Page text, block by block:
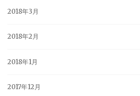
2018年3月
2018年2月
2018年1月
2017年12月